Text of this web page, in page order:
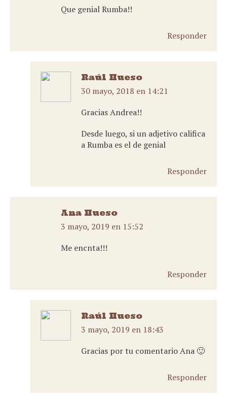
Que genial Rumba!!
Responder
Raúl Hueso
dice:
30 mayo, 2018 en 14:21
Gracias Andrea!!
Desde luego, si un adjetivo califica
a Rumba es el de genial
Responder
Ana Hueso
dice:
3 mayo, 2019 en 15:52
Me encnta!!!
Responder
Raúl Hueso
dice:
3 mayo, 2019 en 18:43
Gracias por tu comentario Ana 🙂
Responder